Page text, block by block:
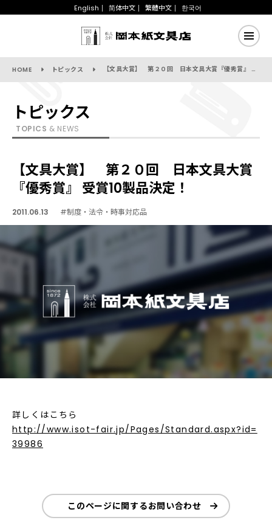
English 简体中文 繁體中文 한국어
HOME トピックス 【文具大賞】 第２０回 日本文具大賞『優秀賞』 受賞10製品決定！
トピックス
TOPICS & NEWS
【文具大賞】 第２０回 日本文具大賞
『優秀賞』 受賞10製品決定！
2011.06.13 #制度・法令・時事対応品
詳しくはこちら
http://www.isot-fair.jp/Pages/Standard.aspx?id=
39986
このページに関するお問い合わせ